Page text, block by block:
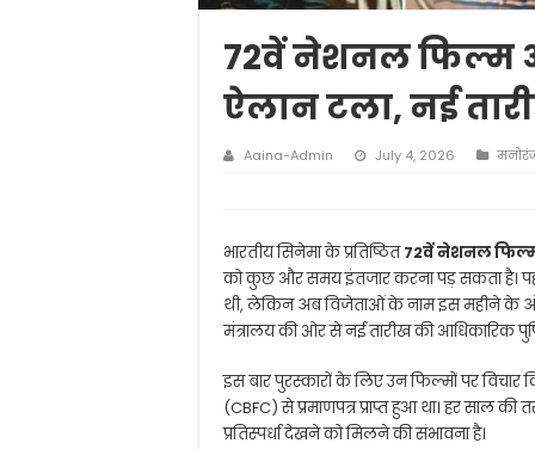
72वें नेशनल फिल्म
ऐलान टला, नई
Aaina-Admin July 4, 2026
भारतीय सिनेमा के प्रतिष्ठित72वें नेशनल फिल्म
को कुछ और समय इंतजार करना पड़ सकता है।
थी, लेकिन अब विजेताओं के नाम इस महीने के अंत
मंत्रालय की ओर से नई तारीख की आधिकारिक
इस बार पुरस्कारों के लिए उन फिल्मों पर विचार
(CBFC) से प्रमाणपत्र प्राप्त हुआ था। हर साल
प्रतिस्पर्धा देखने को मिलने की संभावना है।